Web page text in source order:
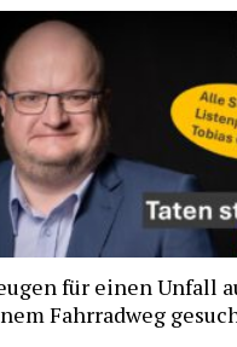
für einen Unfall
Fahrradweg